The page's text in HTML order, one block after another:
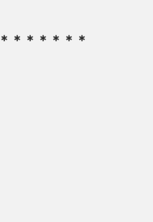
＊＊＊＊＊＊